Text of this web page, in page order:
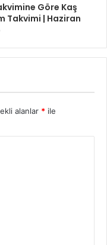
Göre Kaş
Takvimi | Haziran
alanlar * ile